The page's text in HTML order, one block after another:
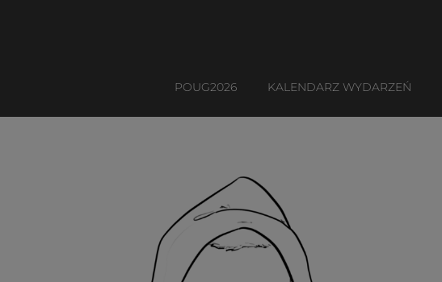
POUG2026 KALENDARZ WYDARZEŃ